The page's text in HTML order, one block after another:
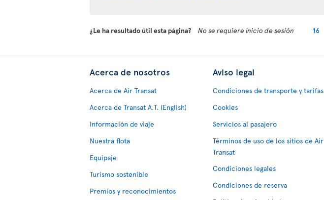
¿Le ha resultado útil esta página? No se requiere inicio de sesión 16
Acerca de nosotros
Acerca de Air Transat
Acerca de Transat A.T. (English)
Información de viaje
Nuestra flota
Equipaje
Turismo sostenible
Premios y reconocimientos
Aviso legal
Condiciones de transporte y tarifas
Cookies
Servicios al pasajero
Términos de uso de los sitios de Air
Transat
Condiciones legales
Condiciones de reserva